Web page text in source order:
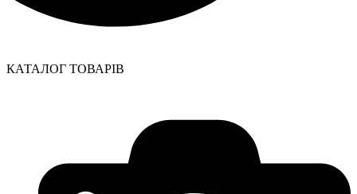
КАТАЛОГ ТОВАРІВ